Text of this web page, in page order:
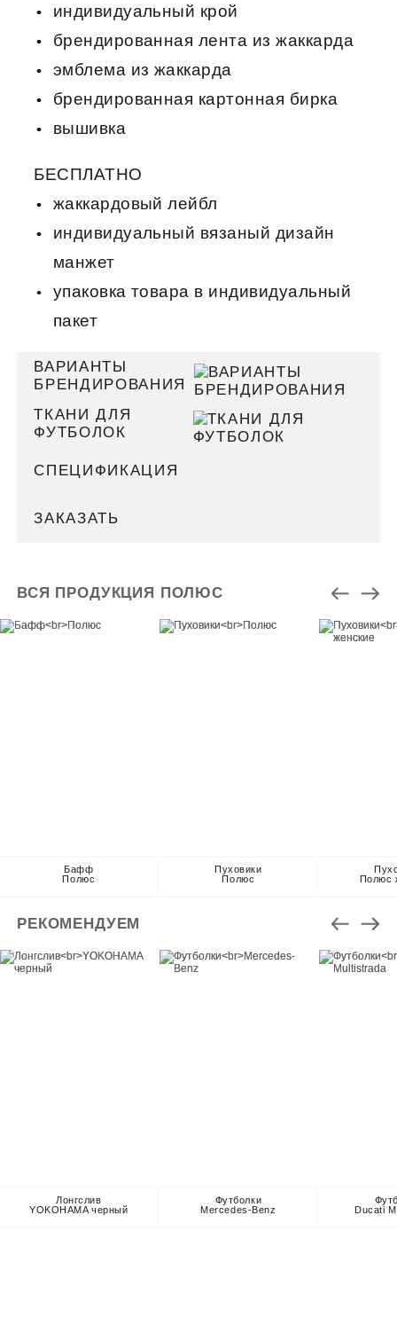
индивидуальный крой
брендированная лента из жаккарда
эмблема из жаккарда
брендированная картонная бирка
вышивка
БЕСПЛАТНО
жаккардовый лейбл
индивидуальный вязаный дизайн
манжет
упаковка товара в индивидуальный
пакет
ВАРИАНТЫ
БРЕНДИРОВАНИЯ
ТКАНИ ДЛЯ
ФУТБОЛОК
СПЕЦИФИКАЦИЯ
ЗАКАЗАТЬ
ВСЯ ПРОДУКЦИЯ ПОЛЮС
Бафф
Полюс
Пуховики
Полюс
Полюс
РЕКОМЕНДУЕМ
Лонгслив
YOKOHAMA черный
Футболки
Mercedes-Benz
Ducati